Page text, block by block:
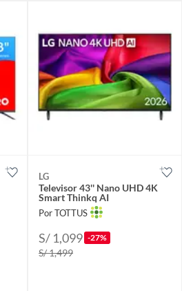
LG
Televisor 43'' Nano UHD 4K
Smart Thinkq AI
Por TOTTUS
S/ 1,099 -27%
S/ 1,499